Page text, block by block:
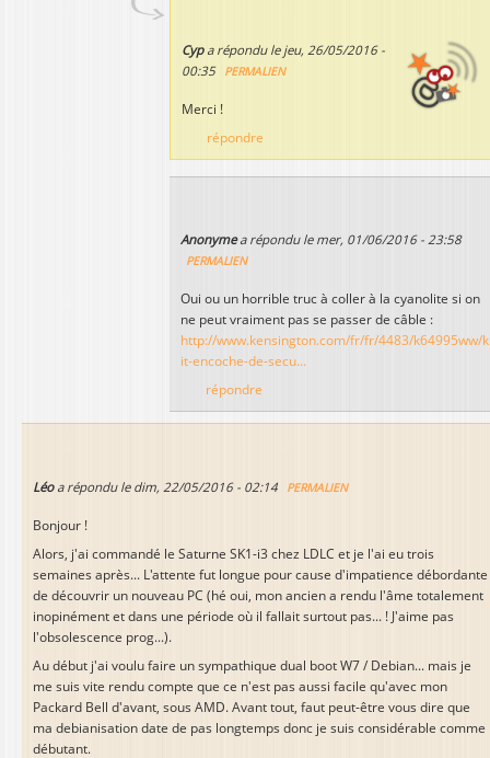
Cypa répondu le jeu, 26/05/2016 -
00:35
PERMALIEN
Merci !
répondre
Anonymea répondu le mer, 01/06/2016 - 23:58
PERMALIEN
Oui ou un horrible truc à coller à la cyanolite si on
ne peut vraiment pas se passer de câble :
http://www.kensington.com/fr/fr/4483/k64995ww/k
it-encoche-de-secu...
répondre
Léoa répondu le dim, 22/05/2016 - 02:14 PERMALIEN
Bonjour !
Alors, j'ai commandé le Saturne SK1-i3 chez LDLC et je l'ai eu trois
semaines après... L'attente fut longue pour cause d'impatience débordante
de découvrir un nouveau PC (hé oui, mon ancien a rendu l'âme totalement
inopinément et dans une période où il fallait surtout pas... ! J'aime pas
l'obsolescence prog...).
Au début j'ai voulu faire un sympathique dual boot W7 / Debian... mais je
me suis vite rendu compte que ce n'est pas aussi facile qu'avec mon
Packard Bell d'avant, sous AMD. Avant tout, faut peut-être vous dire que
ma debianisation date de pas longtemps donc je suis considérable comme
débutant.